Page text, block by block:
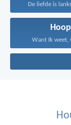
De liefde is
Hoop
Want Ik weet,